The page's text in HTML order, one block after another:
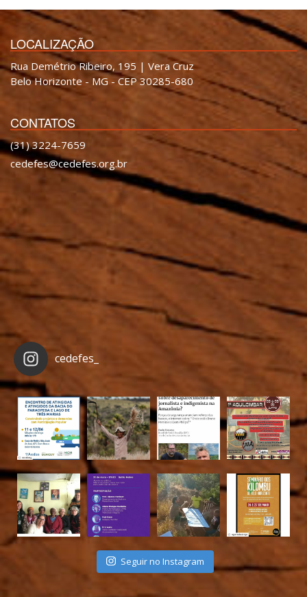
LOCALIZAÇÃO
Rua Demétrio Ribeiro, 195 | Vera Cruz
Belo Horizonte - MG - CEP 30285-680
CONTATOS
(31) 3224-7659
cedefes@cedefes.org.br
cedefes_
Seguir no Instagram